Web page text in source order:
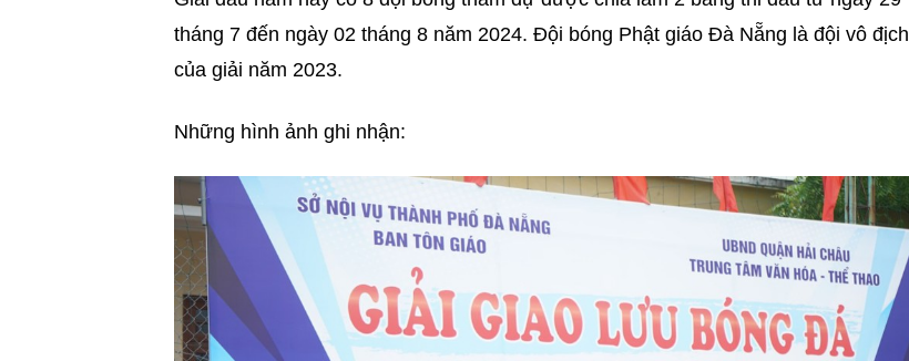
tháng 7 đến ngày 02 tháng 8 năm 2024. Đội bóng Phật giáo Đà Nẵng là đội vô địch
của giải năm 2023.
Những hình ảnh ghi nhận: